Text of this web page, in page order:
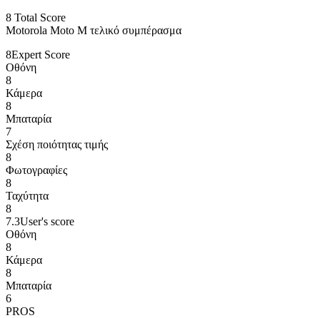
8 Total Score
Motorola Moto M τελικό συμπέρασμα
8Expert Score
Οθόνη
8
Κάμερα
8
Μπαταρία
7
Σχέση ποιότητας τιμής
8
Φωτογραφίες
8
Ταχύτητα
8
7.3User's score
Οθόνη
8
Κάμερα
8
Μπαταρία
6
PROS